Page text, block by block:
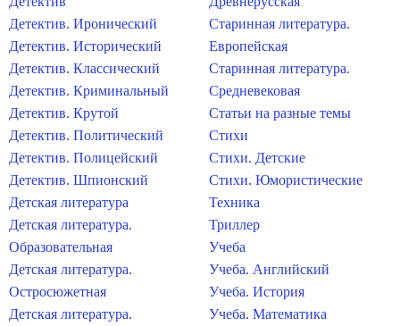
Детектив. Иронический
Детектив. Исторический
Детектив. Классический
Детектив. Криминальный
Детектив. Крутой
Детектив. Политический
Детектив. Полицейский
Детектив. Шпионский
Детская литература
Детская литература.
Образовательная
Детская литература.
Остросюжетная
Детская литература.
Старинная литература.
Европейская
Старинная литература.
Средневековая
Статьи на разные темы
Стихи
Стихи. Детские
Стихи. Юмористические
Техника
Триллер
Учеба
Учеба. Английский
Учеба. История
Учеба. Математика